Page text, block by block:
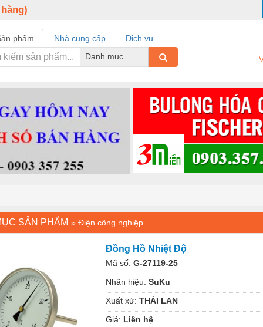
phẩm Nhà cung cấp
Dịch vụ
Danh mục
SẢN PHẨM » Điện công nghiệp
Đồng Hồ Nhiệt Độ
Mã số: G-27119-25
Nhãn hiệu: SuKu
Xuất xứ: THÁI LAN
Giá: Liên hệ